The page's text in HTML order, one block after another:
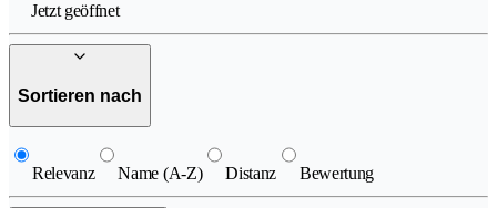
Jetzt geöffnet
Sortieren nach
Relevanz Name (A-Z) Distanz Bewertung